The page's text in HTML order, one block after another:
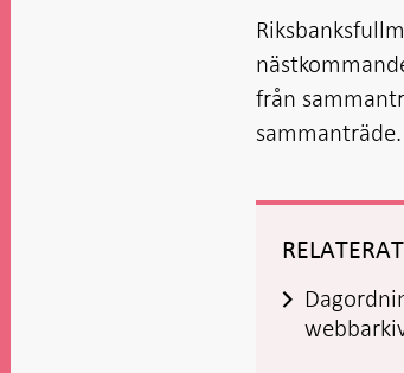
från
sammanträde.